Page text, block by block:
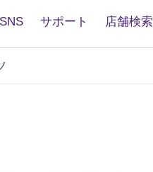
サポート 店舗検索